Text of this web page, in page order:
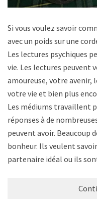
Si vous voulez savoir
avec un poids sur une
Les lectures psychiques
vie. Les lectures peuvent
amoureuse, votre avenir,
votre vie et bien plus
Les médiums travaillent
réponses à de
peuvent avoir. Beaucoup
bonheur. Ils veulent
partenaire idéal ou ils